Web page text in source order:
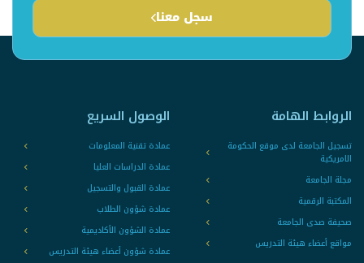
سجل معنا
الروابط الهامة
تسجيل الجامعة لدى موقع الحكومة
الامريكية
مجلة الجامعة
المكتبة الرقمية
صحيفة صدى الجامعة
مواقع أعضاء هيئة التدريس
الوصول السريع
عمادة تقنية المعلومات
عمادة الدراسات العليا
عمادة القبول والتسجيل
عمادة شؤون الطلاب
عمادة الشؤون الأكاديمية
عمادة شؤون أعضاء هيئة التدريس